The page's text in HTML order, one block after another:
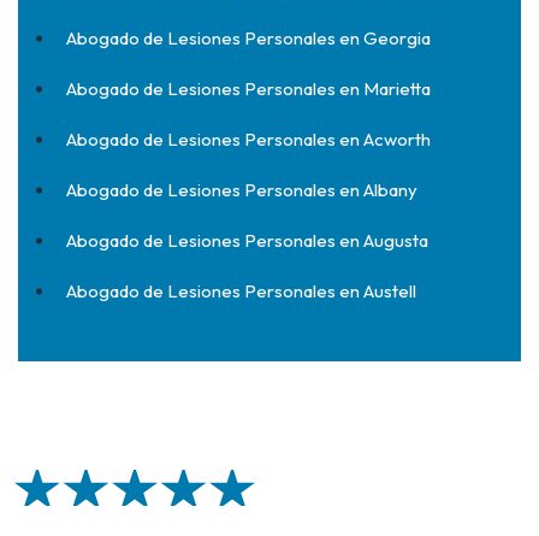
Abogado de Lesiones Personales en Georgia
Abogado de Lesiones Personales en Marietta
Abogado de Lesiones Personales en Acworth
Abogado de Lesiones Personales en Albany
Abogado de Lesiones Personales en Augusta
Abogado de Lesiones Personales en Austell